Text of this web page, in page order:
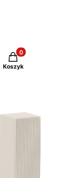
Produkty w
Koszyk